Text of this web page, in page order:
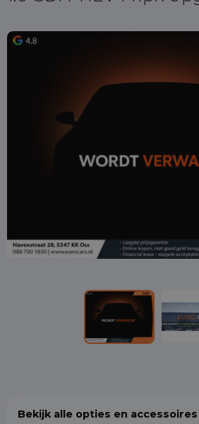
Bekijk alle opties en accessoires